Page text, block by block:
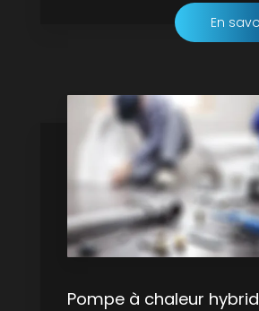
En
Pompe à chaleur